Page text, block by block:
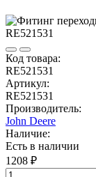
Код товара:
RE521531
Артикул:
RE521531
Производитель:
John Deere
Наличие:
Есть в наличии
1208 ₽